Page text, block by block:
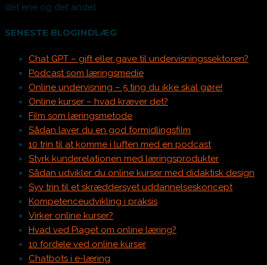
det ene og det andet.
SENESTE BLOGINDLÆG
Chat GPT – gift eller gave til undervisningssektoren?
Podcast som læringsmedie
Online undervisning – 5 ting du ikke skal gøre!
Online kurser – hvad kræver det?
Film som læringsmetode
Sådan laver du en god formidlingsfilm
10 trin til at komme i luften med en podcast
Styrk kunderelationen med læringsprodukter
Sådan udvikler du online kurser med didaktisk design
Syv trin til et skræddersyet uddannelseskoncept
Kompetenceudvikling i praksis
Virker online kurser?
Hvad ved Piaget om online læring?
10 fordele ved online kurser
Chatbots i e-læring